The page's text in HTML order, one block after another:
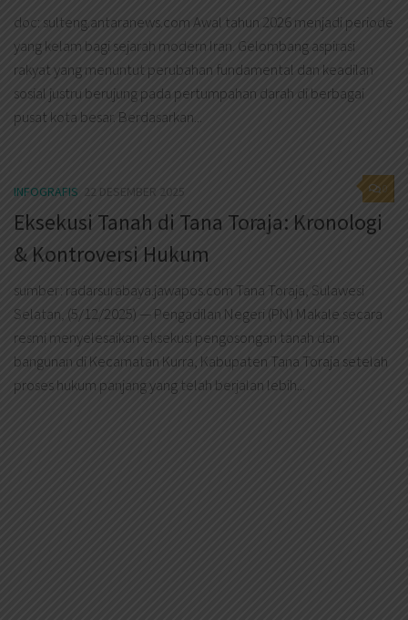
doc: sulteng.antaranews.com Awal tahun 2026 menjadi periode
yang kelam bagi sejarah modern Iran. Gelombang aspirasi
rakyat yang menuntut perubahan fundamental dan keadilan
sosial justru berujung pada pertumpahan darah di berbagai
pusat kota besar. Berdasarkan...
0
INFOGRAFIS 22 DESEMBER 2025
Eksekusi Tanah di Tana Toraja: Kronologi
& Kontroversi Hukum
sumber: radarsurabaya.jawapos.com Tana Toraja, Sulawesi
Selatan, (5/12/2025) — Pengadilan Negeri (PN) Makale secara
resmi menyelesaikan eksekusi pengosongan tanah dan
bangunan di Kecamatan Kurra, Kabupaten Tana Toraja setelah
proses hukum panjang yang telah berjalan lebih...